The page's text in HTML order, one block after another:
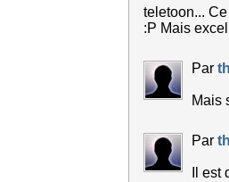
teletoon...
:P Mais
Par
Mais
Par
Il